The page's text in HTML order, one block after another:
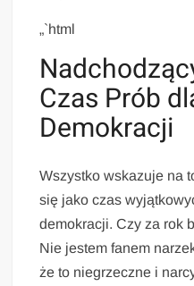
„`html
Czas Prób
Demokracji
Wszystko wskazuje na
się jako czas
demokracji. Czy za rok
Nie jestem fanem
że to niegrzeczne i